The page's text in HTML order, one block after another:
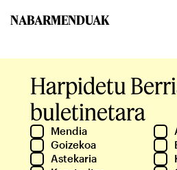
NABARMENDUAK
Harpidetu
buletinetara
Mendia
Goizekoa
Astekaria